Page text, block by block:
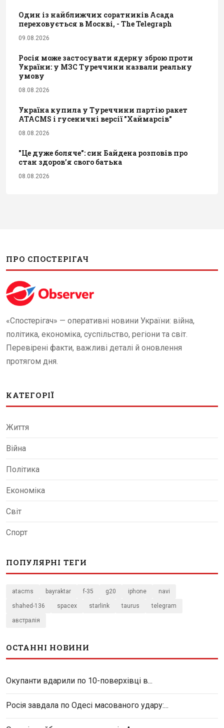
Один із найближчих соратників Асада
переховується в Москві, - The Telegraph
09.08.2026
Росія може застосувати ядерну зброю проти
України: у МЗС Туреччини назвали реальну
умову
08.08.2026
Україна купила у Туреччини партію ракет
ATACMS і гусеничні версії "Хаймарсів"
08.08.2026
"Це дуже боляче": син Байдена розповів про
стан здоров’я свого батька
08.08.2026
ПРО СПОСТЕРІГАЧ
«Спостерігач» — оперативні новини України: війна,
політика, економіка, суспільство, регіони та світ.
Перевірені факти, важливі деталі й оновлення
протягом дня.
КАТЕГОРІЇ
Життя
Війна
Політика
Економіка
Світ
Спорт
ПОПУЛЯРНІ ТЕГИ
atacms bayraktar f-35 g20 iphone navi
shahed-136 spacex starlink taurus telegram
австралія
ОСТАННІ НОВИНИ
Окупанти вдарили по 10-поверхівці в...
Росія завдала по Одесі масованого удару:...